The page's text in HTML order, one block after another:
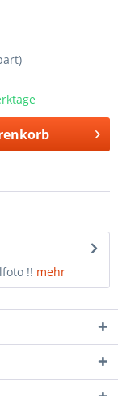
!! mehr